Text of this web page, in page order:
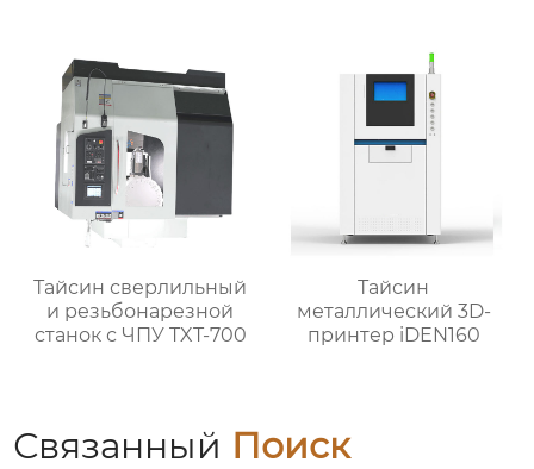
Тайсин сверлильный
и резьбонарезной
станок с ЧПУ TXT-700
Тайсин
металлический 3D-
принтер iDEN160
Связанный Поиск